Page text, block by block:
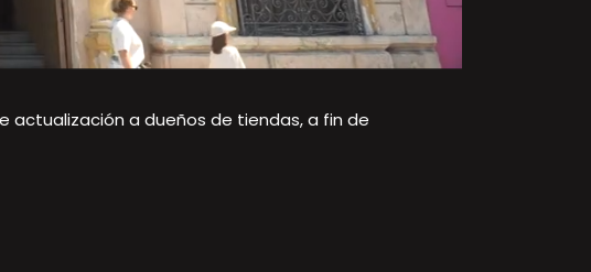
actualización a dueños de tiendas, a fin de